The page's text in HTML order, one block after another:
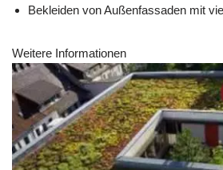
Bekleiden von Außenfassaden mit
Weitere Informationen